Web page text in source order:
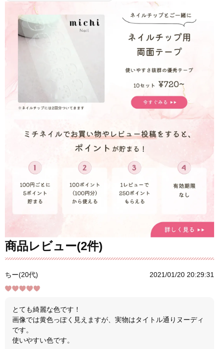
商品レビュー(2件)
ちー(20代) 2021/01/20 20:29:31
とても綺麗な色です！
画像では黄色っぽく見えますが、実物はタイトル通りヌーディ
です。
使いやすい色です。